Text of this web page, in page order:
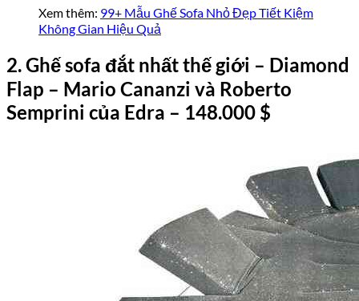
Xem thêm: 99+ Mẫu Ghế Sofa Nhỏ Đẹp Tiết Kiệm
Không Gian Hiệu Quả
2.Ghế sofa đắt nhất thế giới – Diamond
Flap – Mario Cananzi và Roberto
Semprini của Edra – 148.000 $